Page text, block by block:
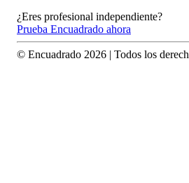
¿Eres profesional independiente?
Prueba Encuadrado ahora
© Encuadrado 2026 | Todos los